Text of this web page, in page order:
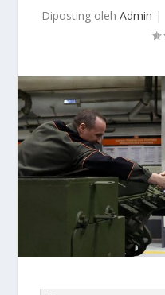
Diposting oleh Admin |